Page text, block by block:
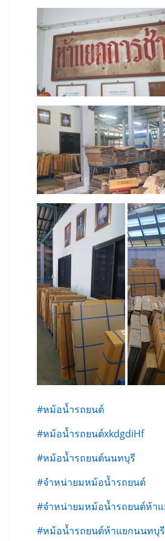
#หม้อน้ำรถยนต์
#หม้อน้ำรถยนต์xkdgdiHf
#หม้อน้ำรถยนต์นนทบุรี
#จำหน่ายมหม้อน้ำรถยนต์
#จำหน่ายมหม้อน้ำรถยนต์ห้า
#หม้อน้ำรถยนต์ห้าแยกนนทบุรี